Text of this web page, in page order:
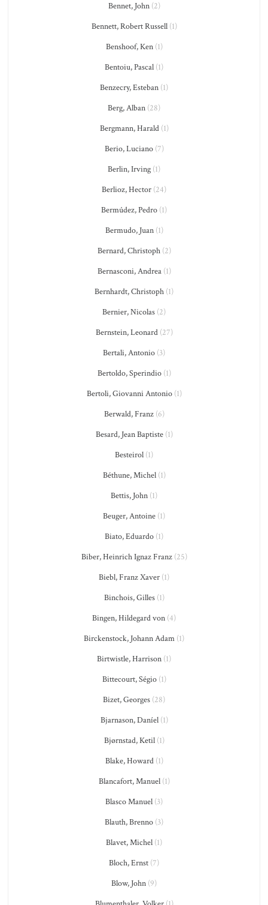
Bennet, John(2)
Bennett, Robert Russell(1)
Benshoof, Ken(1)
Bentoiu, Pascal (1)
Benzecry, Esteban (1)
Berg, Alban (28)
Bergmann, Harald(1)
Berio, Luciano(7)
Berlin, Irving (1)
Berlioz, Hector (24)
Bermúdez, Pedro (1)
Bermudo, Juan(1)
Bernard, Christoph(2)
Bernasconi, Andrea(1)
Bernhardt, Christoph (1)
Bernier, Nicolas (2)
Bernstein, Leonard(27)
Bertali, Antonio (3)
Bertoldo, Sperindio(1)
Bertoli, Giovanni Antonio(1)
Berwald, Franz(6)
Besard, Jean Baptiste(1)
Besteirol (1)
Béthune, Michel(1)
Bettis, John (1)
Beuger, Antoine (1)
Biato, Eduardo (1)
Biber, Heinrich Ignaz Franz(25)
Biebl, Franz Xaver (1)
Binchois, Gilles(1)
Bingen, Hildegard von (4)
Birckenstock, Johann Adam (1)
Birtwistle, Harrison (1)
Bittecourt, Ségio(1)
Bizet, Georges (28)
Bjarnason, Daníel(1)
Bjørnstad, Ketil(1)
Blake, Howard(1)
Blancafort, Manuel(1)
Blasco Manuel (3)
Blauth, Brenno (3)
Blavet, Michel (1)
Bloch, Ernst (7)
Blow, John (9)